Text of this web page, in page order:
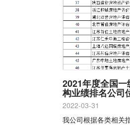
2021年度全国
构业绩排名公司
2022-03-31
我公司根据各类相关